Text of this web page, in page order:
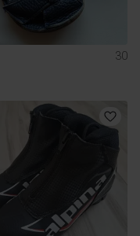
30